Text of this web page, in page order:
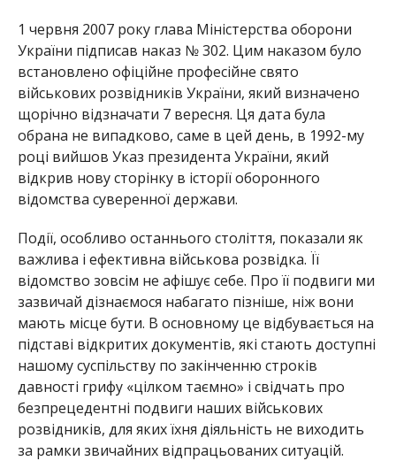
1 червня 2007 року глава Міністерства оборони
України підписав наказ № 302. Цим наказом було
встановлено офіційне професійне свято
військових розвідників України, який визначено
щорічно відзначати 7 вересня. Ця дата була
обрана не випадково, саме в цей день, в 1992-му
році вийшов Указ президента України, який
відкрив нову сторінку в історії оборонного
відомства суверенної держави.
Події, особливо останнього століття, показали як
важлива і ефективна військова розвідка. Її
відомство зовсім не афішує себе. Про її подвиги ми
зазвичай дізнаємося набагато пізніше, ніж вони
мають місце бути. В основному це відбувається на
підставі відкритих документів, які стають доступні
нашому суспільству по закінченню строків
давності грифу «цілком таємно» і свідчать про
безпрецедентні подвиги наших військових
розвідників, для яких їхня діяльність не виходить
за рамки звичайних відпрацьованих ситуацій.